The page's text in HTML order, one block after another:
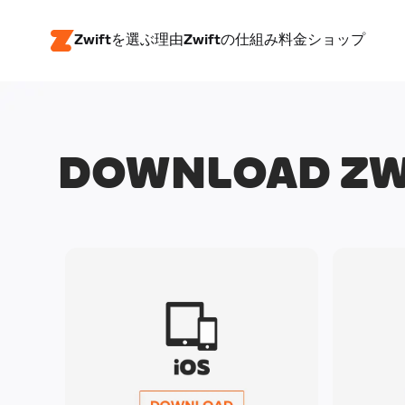
Zwiftを選ぶ理由Zwiftの仕組み料金ショップ
DOWNLOAD